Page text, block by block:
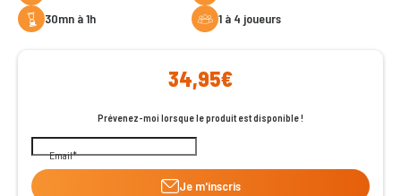
30mn à 1h
1 à 4 joueurs
34,95€
Prévenez-moi lorsque le produit est disponible !
Email
Je m'inscris